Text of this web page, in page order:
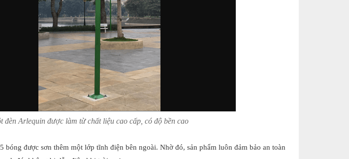
đèn Arlequin được làm từ chất liệu cao cấp, có độ bền cao
bóng được sơn thêm một lớp tĩnh điện bên ngoài. Nhờ đó, sản phẩm luôn đảm bảo an toàn